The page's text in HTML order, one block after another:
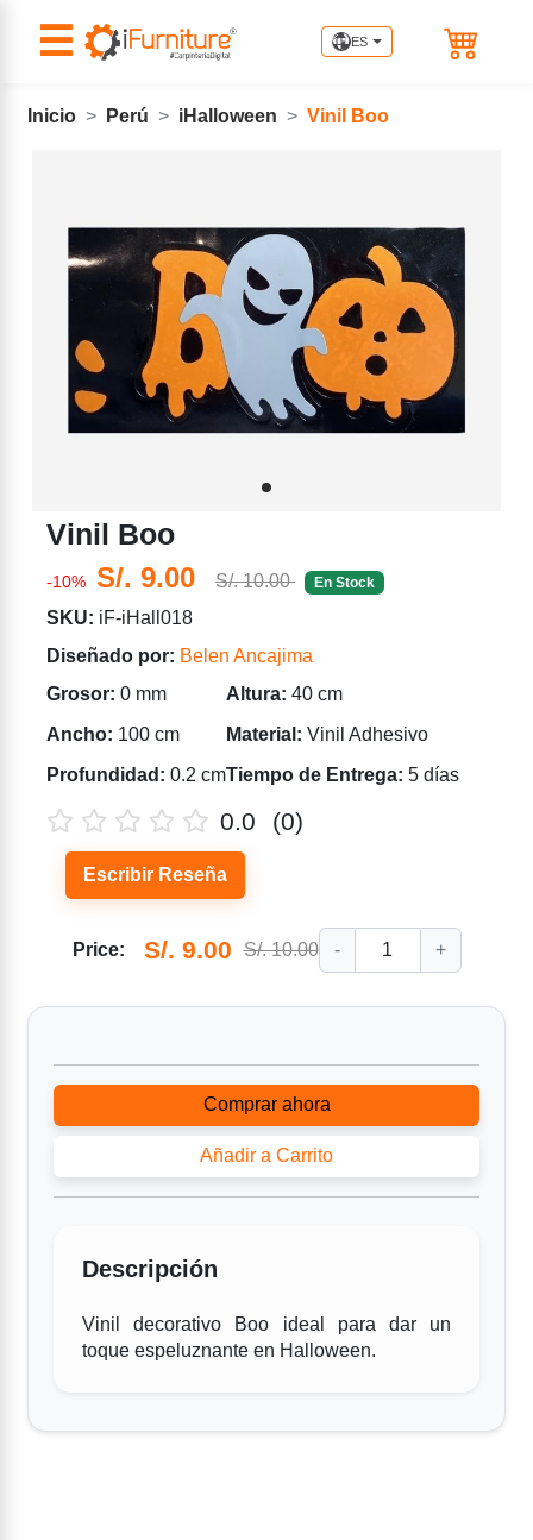
☰ ES
Inicio Perú iHalloween Vinil Boo
Vinil Boo
-10% S/. 9.00 S/. 10.00 En Stock
SKU: iF-iHall018
Diseñado por: Belen Ancajima
Grosor: 0 mm
Ancho: 100 cm
Profundidad: 0.2 cm
Altura: 40 cm
Material: Vinil Adhesivo
Tiempo de Entrega: 5 días
0.0 (0)
Escribir Reseña
Price: S/. 9.00 S/. 10.00 - 1 +
Comprar ahora
Añadir a Carrito
Descripción
Vinil decorativo Boo ideal para dar un
toque espeluznante en Halloween.